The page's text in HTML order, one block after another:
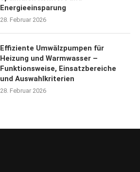
Energieeinsparung
28. Februar 2026
Effiziente Umwälzpumpen für
Heizung und Warmwasser –
Funktionsweise, Einsatzbereiche
und Auswahlkriterien
28. Februar 2026